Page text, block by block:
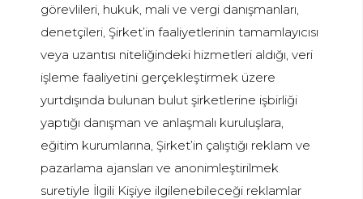
görevlileri, hukuk, mali ve vergi danışmanları,
denetçileri, Şirket’in faaliyetlerinin tamamlayıcısı
veya uzantısı niteliğindeki hizmetleri aldığı, veri
işleme faaliyetini gerçekleştirmek üzere
yurtdışında bulunan bulut şirketlerine işbirliği
yaptığı danışman ve anlaşmalı kuruluşlara,
eğitim kurumlarına, Şirket’in çalıştığı reklam ve
pazarlama ajansları ve anonimleştirilmek
suretiyle İlgili Kişiye ilgilenebileceği reklamlar